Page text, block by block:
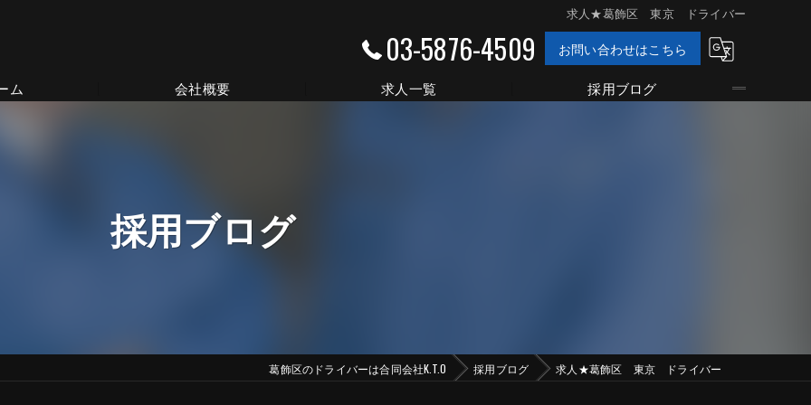
求人★葛飾区 東京 ドライバー
03-5876-4509 お問い合わせはこちら
ム 会社概要
事業案内
求人一覧 採用ブログ
採用ブログ
葛飾区のドライバーは合同会社K.T.O 採用ブログ 求人★葛飾区 東京 ドライバー